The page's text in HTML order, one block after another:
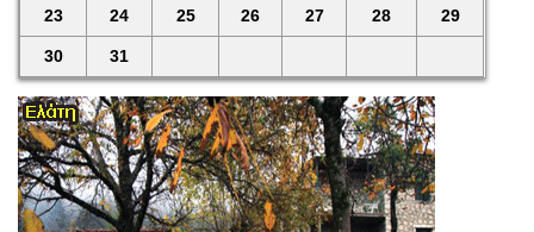
23 24 25 26 27 28 29
30 31